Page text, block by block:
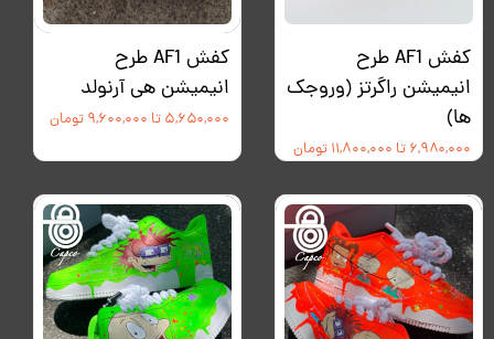
کفش AF1 طرح
انیمیشن راگرتز (وروجک
ها)
۶,۹۸۰,۰۰۰ تا ۱۱,۸۰۰,۰۰۰ تومان
کفش AF1 طرح
انیمیشن هی آرنولد
۵,۶۵۰,۰۰۰ تا ۹,۶۰۰,۰۰۰ تومان